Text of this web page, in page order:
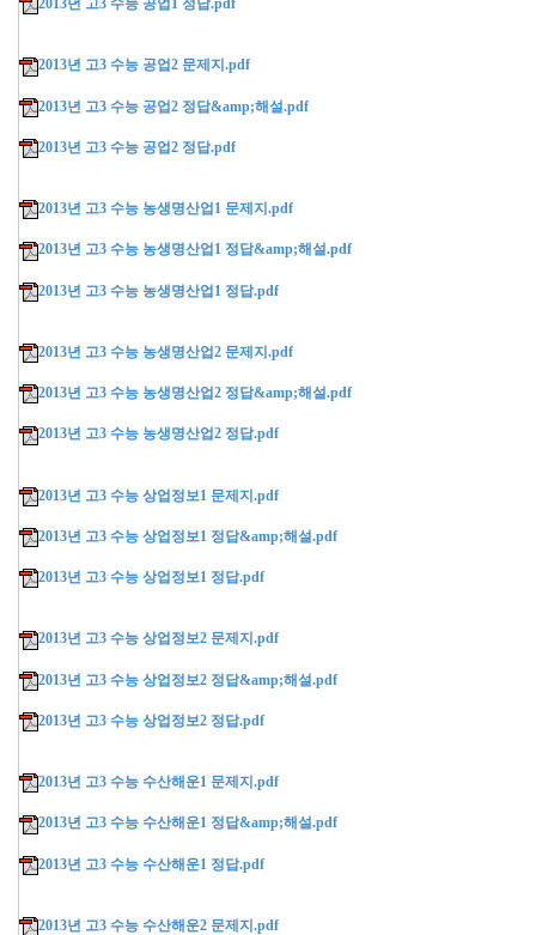
2013년 고3 수능 공업1 정답.pdf
2013년 고3 수능 공업2 문제지.pdf
2013년 고3 수능 공업2 정답&amp;해설.pdf
2013년 고3 수능 공업2 정답.pdf
2013년 고3 수능 농생명산업1 문제지.pdf
2013년 고3 수능 농생명산업1 정답&amp;해설.pdf
2013년 고3 수능 농생명산업1 정답.pdf
2013년 고3 수능 농생명산업2 문제지.pdf
2013년 고3 수능 농생명산업2 정답&amp;해설.pdf
2013년 고3 수능 농생명산업2 정답.pdf
2013년 고3 수능 상업정보1 문제지.pdf
2013년 고3 수능 상업정보1 정답&amp;해설.pdf
2013년 고3 수능 상업정보1 정답.pdf
2013년 고3 수능 상업정보2 문제지.pdf
2013년 고3 수능 상업정보2 정답&amp;해설.pdf
2013년 고3 수능 상업정보2 정답.pdf
2013년 고3 수능 수산해운1 문제지.pdf
2013년 고3 수능 수산해운1 정답&amp;해설.pdf
2013년 고3 수능 수산해운1 정답.pdf
2013년 고3 수능 수산해운2 문제지.pdf